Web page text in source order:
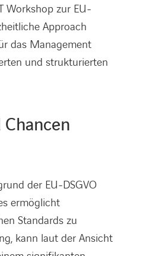
Workshop zur EU-
Approach
das Management
und strukturierten
der EU-DSGVO
ermöglicht
Standards zu
kann laut der Ansicht